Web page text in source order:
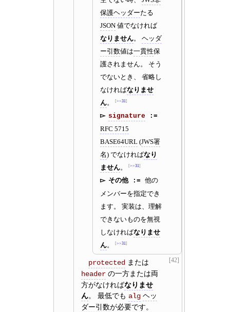
保護ヘッダーたる
JSON値でなければ
なりません。 ヘッダ
ー引数値は一貫性保
護されません。 そう
でないとき、 省略し
なければなりませ
ん。 >>31
signature
RFC 5715
BASE64URL(JWS署
名) でなければなり
ません。 >>31
その他
他の
メンバーを指定でき
ます。 実装は、理解
できないものを無視
しなければなりませ
ん。 >>31
[42]
protected または
headerの一方または両
方がなければなりませ
ん。 最低でも alg ヘッ
ダー引数が必要です。